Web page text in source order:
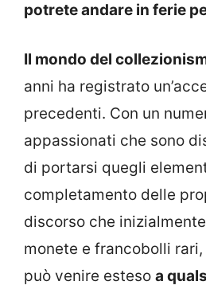
potrete andare in ferie
Il mondo del
anni ha registrato
precedenti. Con un
appassionati che sono
di portarsi quegli
completamento delle
discorso che
monete e francobolli
può venire esteso a